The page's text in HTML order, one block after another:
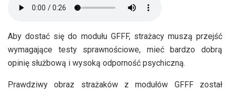
Aby dostać się do modułu GFFF, strażacy muszą przejść
wymagające testy sprawnościowe, mieć bardzo dobrą
opinię służbową i wysoką odporność psychiczną.
Prawdziwy obraz strażaków z modułów GFFF został